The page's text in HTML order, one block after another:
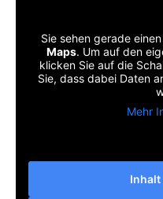
Sie sehen gerade
Maps. Um auf den
klicken Sie auf die
Sie, dass dabei Daten
Mehr